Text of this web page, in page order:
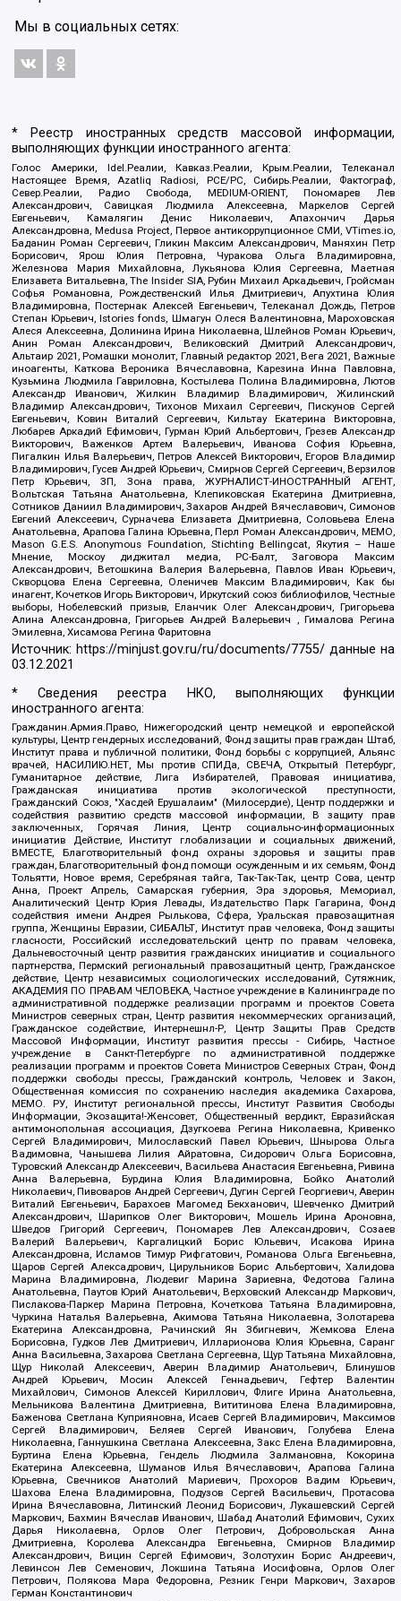
Мы в социальных сетях:
* Реестр иностранных средств массовой информации,
выполняющих функции иностранного агента:
Голос Америки, Idel.Реалии, Кавказ.Реалии, Крым.Реалии, Телеканал
Настоящее Время, Azatliq Radiosi, PCE/PC, Сибирь.Реалии, Фактограф,
Север.Реалии, Радио Свобода, MEDIUM-ORIENT, Пономарев Лев
Александрович, Савицкая Людмила Алексеевна, Маркелов Сергей
Евгеньевич, Камалягин Денис Николаевич, Апахончич Дарья
Александровна, Medusa Project, Первое антикоррупционное СМИ, VTimes.io,
Баданин Роман Сергеевич, Гликин Максим Александрович, Маняхин Петр
Борисович, Ярош Юлия Петровна, Чуракова Ольга Владимировна,
Железнова Мария Михайловна, Лукьянова Юлия Сергеевна, Маетная
Елизавета Витальевна, The Insider SIA, Рубин Михаил Аркадьевич, Гройсман
Софья Романовна, Рождественский Илья Дмитриевич, Апухтина Юлия
Владимировна, Постернак Алексей Евгеньевич, Телеканал Дождь, Петров
Степан Юрьевич, Istories fonds, Шмагун Олеся Валентиновна, Мароховская
Алеся Алексеевна, Долинина Ирина Николаевна, Шлейнов Роман Юрьевич,
Анин Роман Александрович, Великовский Дмитрий Александрович,
Альтаир 2021, Ромашки монолит, Главный редактор 2021, Вега 2021, Важные
иноагенты, Каткова Вероника Вячеславовна, Карезина Инна Павловна,
Кузьмина Людмила Гавриловна, Костылева Полина Владимировна, Лютов
Александр Иванович, Жилкин Владимир Владимирович, Жилинский
Владимир Александрович, Тихонов Михаил Сергеевич, Пискунов Сергей
Евгеньевич, Ковин Виталий Сергеевич, Кильтау Екатерина Викторовна,
Любарев Аркадий Ефимович, Гурман Юрий Альбертович, Грезев Александр
Викторович, Важенков Артем Валерьевич, Иванова София Юрьевна,
Пигалкин Илья Валерьевич, Петров Алексей Викторович, Егоров Владимир
Владимирович, Гусев Андрей Юрьевич, Смирнов Сергей Сергеевич, Верзилов
Петр Юрьевич, ЗП, Зона права, ЖУРНАЛИСТ-ИНОСТРАННЫЙ АГЕНТ,
Вольтская Татьяна Анатольевна, Клепиковская Екатерина Дмитриевна,
Сотников Даниил Владимирович, Захаров Андрей Вячеславович, Симонов
Евгений Алексеевич, Сурначева Елизавета Дмитриевна, Соловьева Елена
Анатольевна, Арапова Галина Юрьевна, Перл Роман Александрович, МЕМО,
Mason G.E.S. Anonymous Foundation, Stichting Bellingcat, Якутия – Наше
Мнение, Москоу диджитал медиа, РС-Балт, Заговора Максим
Александрович, Ветошкина Валерия Валерьевна, Павлов Иван Юрьевич,
Скворцова Елена Сергеевна, Оленичев Максим Владимирович, Как бы
инагент, Кочетков Игорь Викторович, Иркутский союз библиофилов, Честные
выборы, Нобелевский призыв, Еланчик Олег Александрович, Григорьева
Алина Александровна, Григорьев Андрей Валерьевич , Гималова Регина
Эмилевна, Хисамова Регина Фаритовна
Источник: https://minjust.gov.ru/ru/documents/7755/ данные на
03.12.2021
* Сведения реестра НКО, выполняющих функции
иностранного агента:
Гражданин.Армия.Право, Нижегородский центр немецкой и европейской
культуры, Центр гендерных исследований, Фонд защиты прав граждан Штаб,
Институт права и публичной политики, Фонд борьбы с коррупцией, Альянс
врачей, НАСИЛИЮ.НЕТ, Мы против СПИДа, СВЕЧА, Открытый Петербург,
Гуманитарное действие, Лига Избирателей, Правовая инициатива,
Гражданская инициатива против экологической преступности,
Гражданский Союз, "Хасдей Ерушалаим" (Милосердие), Центр поддержки и
содействия развитию средств массовой информации, В защиту прав
заключенных, Горячая Линия, Центр социально-информационных
инициатив Действие, Институт глобализации и социальных движений,
ВМЕСТЕ, Благотворительный фонд охраны здоровья и защиты прав
граждан, Благотворительный фонд помощи осужденным и их семьям, Фонд
Тольятти, Новое время, Серебряная тайга, Так-Так-Так, центр Сова, центр
Анна, Проект Апрель, Самарская губерния, Эра здоровья, Мемориал,
Аналитический Центр Юрия Левады, Издательство Парк Гагарина, Фонд
содействия имени Андрея Рылькова, Сфера, Уральская правозащитная
группа, Женщины Евразии, СИБАЛЬТ, Институт прав человека, Фонд защиты
гласности, Российский исследовательский центр по правам человека,
Дальневосточный центр развития гражданских инициатив и социального
партнерства, Пермский региональный правозащитный центр, Гражданское
действие, Центр независимых социологических исследований, Сутяжник,
АКАДЕМИЯ ПО ПРАВАМ ЧЕЛОВЕКА, Частное учреждение в Калининграде по
административной поддержке реализации программ и проектов Совета
Министров северных стран, Центр развития некоммерческих организаций,
Гражданское содействие, Интернешнл-Р, Центр Защиты Прав Средств
Массовой Информации, Институт развития прессы - Сибирь, Частное
учреждение в Санкт-Петербурге по административной поддержке
реализации программ и проектов Совета Министров Северных Стран, Фонд
поддержки свободы прессы, Гражданский контроль, Человек и Закон,
Общественная комиссия по сохранению наследия академика Сахарова,
МЕМО. РУ, Институт региональной прессы, Институт Развития Свободы
Информации, Экозащита!-Женсовет, Общественный вердикт, Евразийская
антимонопольная ассоциация, Дзугкоева Регина Николаевна, Кривенко
Сергей Владимирович, Милославский Павел Юрьевич, Шнырова Ольга
Вадимовна, Чанышева Лилия Айратовна, Сидорович Ольга Борисовна,
Туровский Александр Алексеевич, Васильева Анастасия Евгеньевна, Ривина
Анна Валерьевна, Бурдина Юлия Владимировна, Бойко Анатолий
Николаевич, Пивоваров Андрей Сергеевич, Дугин Сергей Георгиевич, Аверин
Виталий Евгеньевич, Барахоев Магомед Бекханович, Шевченко Дмитрий
Александрович, Шарипков Олег Викторович, Мошель Ирина Ароновна,
Шведов Григорий Сергеевич, Пономарев Лев Александрович, Созаев
Валерий Валерьевич, Каргалицкий Борис Юльевич, Исакова Ирина
Александровна, Исламов Тимур Рифгатович, Романова Ольга Евгеньевна,
Щаров Сергей Алексадрович, Цирульников Борис Альбертович, Халидова
Марина Владимировна, Людевиг Марина Зариевна, Федотова Галина
Анатольевна, Паутов Юрий Анатольевич, Верховский Александр Маркович,
Пислакова-Паркер Марина Петровна, Кочеткова Татьяна Владимировна,
Чуркина Наталья Валерьевна, Акимова Татьяна Николаевна, Золотарева
Екатерина Александровна, Рачинский Ян Збигневич, Жемкова Елена
Борисовна, Гудков Лев Дмитриевич, Илларионова Юлия Юрьевна, Саранг
Анна Васильевна, Захарова Светлана Сергеевна, Щур Татьяна Михайловна,
Щур Николай Алексеевич, Аверин Владимир Анатольевич, Блинушов
Андрей Юрьевич, Мосин Алексей Геннадьевич, Гефтер Валентин
Михайлович, Симонов Алексей Кириллович, Флиге Ирина Анатольевна,
Мельникова Валентина Дмитриевна, Вититинова Елена Владимировна,
Баженова Светлана Куприяновна, Исаев Сергей Владимирович, Максимов
Сергей Владимирович, Беляев Сергей Иванович, Голубева Елена
Николаевна, Ганнушкина Светлана Алексеевна, Закс Елена Владимировна,
Буртина Елена Юрьевна, Гендель Людмила Залмановна, Кокорина
Екатерина Алексеевна, Шуманов Илья Вячеславович, Арапова Галина
Юрьевна, Свечников Анатолий Мариевич, Прохоров Вадим Юрьевич,
Шахова Елена Владимировна, Подузов Сергей Васильевич, Протасова
Ирина Вячеславовна, Литинский Леонид Борисович, Лукашевский Сергей
Маркович, Бахмин Вячеслав Иванович, Шабад Анатолий Ефимович, Сухих
Дарья Николаевна, Орлов Олег Петрович, Добровольская Анна
Дмитриевна, Королева Александра Евгеньевна, Смирнов Владимир
Александрович, Вицин Сергей Ефимович, Золотухин Борис Андреевич,
Левинсон Лев Семенович, Локшина Татьяна Иосифовна, Орлов Олег
Петрович, Полякова Мара Федоровна, Резник Генри Маркович, Захаров
Герман Константинович